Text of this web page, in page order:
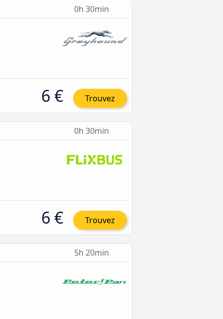
0h 30min
6 € Trouvez
0h 30min
6 € Trouvez
5h 20min